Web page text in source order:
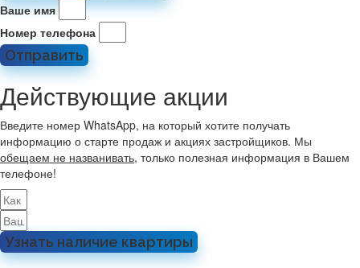
Ваше имя
Номер телефона
Отправить
Действующие акции
Введите номер WhatsApp, на который хотите получать
информацию о старте продаж и акциях застройщиков. Мы
обещаем не названивать, только полезная информация в Вашем
телефоне!
Узнать наличие квартиры